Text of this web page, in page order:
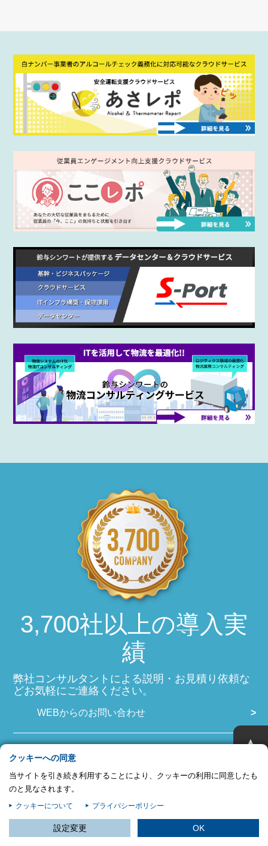
3,700社以上の導入実
績
弊社コンサルタントによる説明・お見積り依頼な
どお気軽にご連絡ください。
WEBからのお問い合わせ
PDF資料ダウンロード
詳しい資料のダウンロードはこちらから
▲
クッキーへの同意
当サイトを引き続き利用することにより、クッキーの利用に同意したも
のと見なされます。
クッキーについて プライバシーポリシー
設定変更 OK
Cookie の確認と管理
プライバシー情報
ザに保存された情報が取得されることがあります。情報の主な保存先は
Cookie であり、対象となるのはサイト訪問者に関する情報、サイト訪問者
による設定、デバイス情報などです。これらの情報はサイトを正常に機能さ
せる目的を中心に使われます。個人を直接特定できる情報が保存されること
ます。鈴与シンワートではプライバシーの権利を尊重しており、一部の
Cookie については有効化を拒否できるよう配慮しています。各カテゴリを
おけるデフォルト設定を変更できます。ただし、一部の Cookie を無効化し
た場合、サイトの利用やサービスの利用に影響が出る可能性があります。
細情報
パフォーマンス Cookie
ターゲティング Cookie
この設定で保存する